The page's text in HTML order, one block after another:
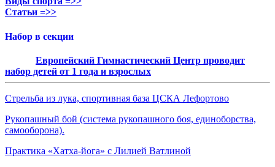
Статьи =>>
Набор в секции
Европейский Гимнастический Центр проводит
набор детей от 1 года и взрослых
Стрельба из лука, спортивная база ЦСКА Лефортово
Рукопашный бой (система рукопашного боя, единоборства,
самооборона).
Практика «Хатха-йога» с Лилией Ватлиной